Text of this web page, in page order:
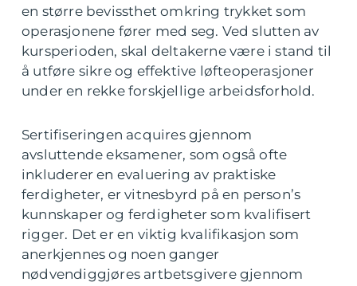
en større bevissthet omkring trykket som
operasjonene fører med seg. Ved slutten av
kursperioden, skal deltakerne være i stand til
å utføre sikre og effektive løfteoperasjoner
under en rekke forskjellige arbeidsforhold.
Sertifiseringen acquires gjennom
avsluttende eksamener, som også ofte
inkluderer en evaluering av praktiske
ferdigheter, er vitnesbyrd på en person’s
kunnskaper og ferdigheter som kvalifisert
rigger. Det er en viktig kvalifikasjon som
anerkjennes og noen ganger
nødvendiggjøres artbetsgivere gjennom